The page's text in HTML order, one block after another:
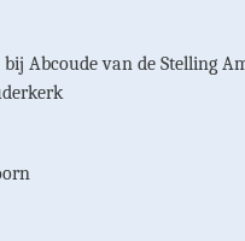
Abcoude van de Stelling